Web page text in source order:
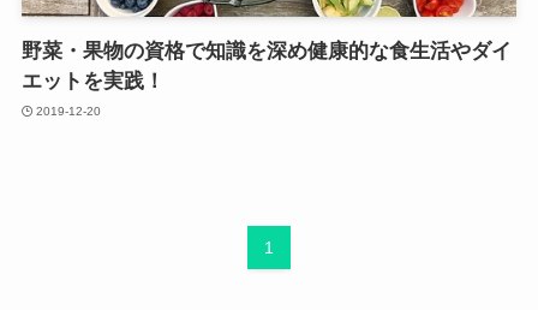
野菜・果物の資格で知識を深め健康的な食生活やダイ
エットを実践！
2019-12-20
1